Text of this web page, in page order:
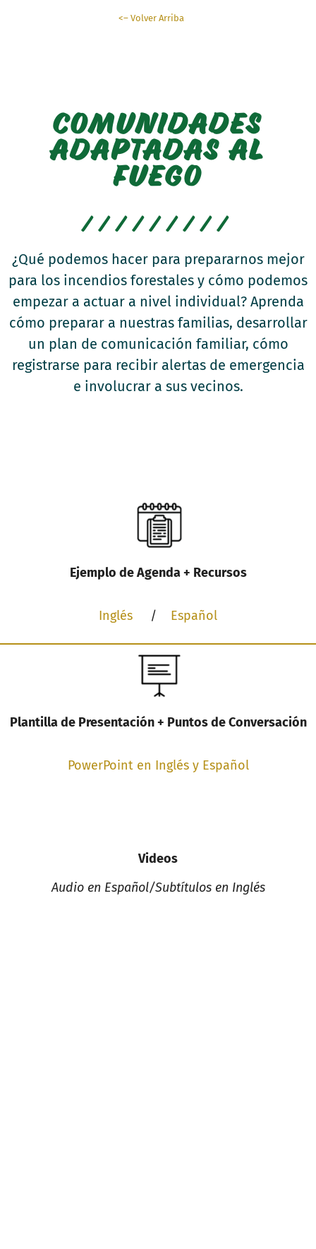
<– Volver Arriba
COMUNIDADES
ADAPTADAS AL
FUEGO
/////////
¿Qué podemos hacer para prepararnos mejor
para los incendios forestales y cómo podemos
empezar a actuar a nivel individual? Aprenda
cómo preparar a nuestras familias, desarrollar
un plan de comunicación familiar, cómo
registrarse para recibir alertas de emergencia
e involucrar a sus vecinos.
Ejemplo de Agenda + Recursos
Inglés / Español
Plantilla de Presentación + Puntos de Conversación
PowerPoint en Inglés y Español
Videos
Audio en Español/Subtítulos en Inglés